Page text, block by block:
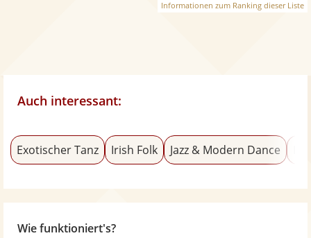
Informationen zum Ranking dieser Liste
Auch interessant:
Exotischer Tanz Irish Folk Jazz & Modern Dance
Wie funktioniert's?